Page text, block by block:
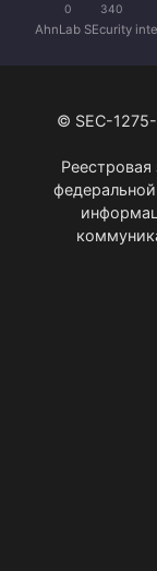
0 340
AhnLab SEcurity
© SEC-